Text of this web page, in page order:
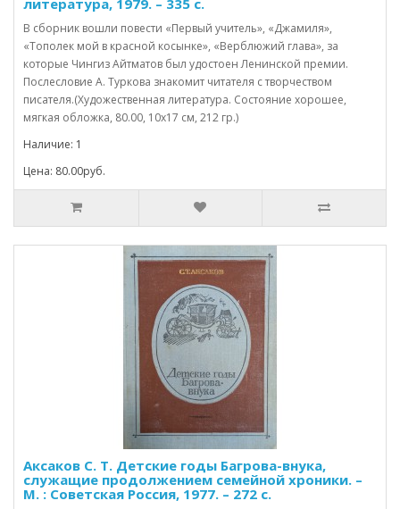
В сборник вошли повести «Первый учитель», «Джамиля»,
«Тополек мой в красной косынке», «Верблюжий глава», за
которые Чингиз Айтматов был удостоен Ленинской премии.
Послесловие А. Туркова знакомит читателя с творчеством
писателя.(Художественная литература. Состояние хорошее,
мягкая обложка, 80.00, 10х17 см, 212 гр.)
Наличие: 1
Цена: 80.00руб.
Аксаков С. Т. Детские годы Багрова-внука,
служащие продолжением семейной хроники. –
М. : Советская Россия, 1977. – 272 с.